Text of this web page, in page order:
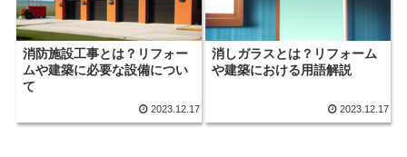
消防施設工事とは？リフォー
ムや建築に必要な設備につい
て
2023.12.17
消しガラスとは？リフォーム
や建築における用語解説
2023.12.17